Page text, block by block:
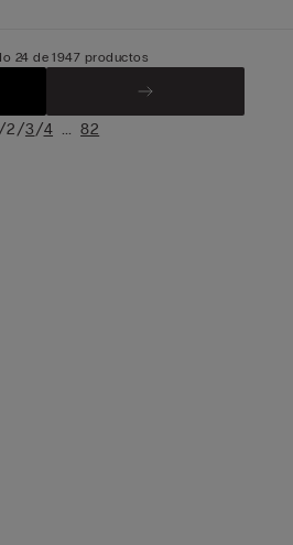
24 de 1947 productos
/2/3/4 ... 82